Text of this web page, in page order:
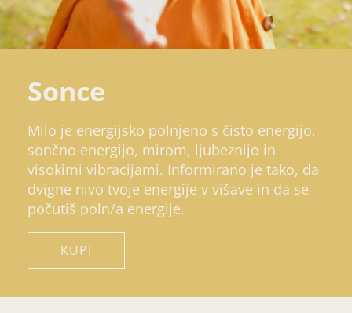
Sonce
Milo je energijsko polnjeno s čisto energijo,
sončno energijo, mirom, ljubeznijo in
visokimi vibracijami. Informirano je tako, da
dvigne nivo tvoje energije v višave in da se
počutiš poln/a energije.
KUPI